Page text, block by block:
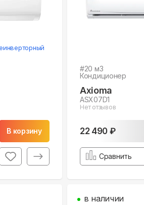
В корзину
#20 м3
Кондиционер
Axioma
ASX07D1
Нет отзывов
22 490 ₽
Сравнить
в наличии